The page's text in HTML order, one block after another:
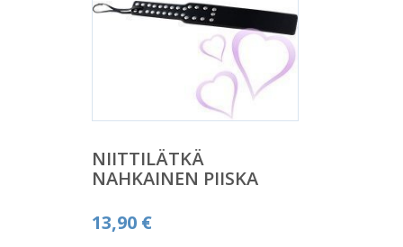
NIITTILÄTKÄ
NAHKAINEN PIISKA
13,90 €